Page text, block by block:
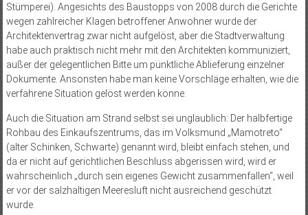
Stümperei). Angesichts des Baustopps von 2008 durch die Gerichte
wegen zahlreicher Klagen betroffener Anwohner wurde der
Architektenvertrag zwar nicht aufgelöst, aber die Stadtverwaltung
habe auch praktisch nicht mehr mit den Architekten kommuniziert,
außer der gelegentlichen Bitte um pünktliche Ablieferung einzelner
Dokumente. Ansonsten habe man keine Vorschläge erhalten, wie die
verfahrene Situation gelöst werden könne.
Auch die Situation am Strand selbst sei unglaublich: Der halbfertige
Rohbau des Einkaufszentrums, das im Volksmund „Mamotreto“
(alter Schinken, Schwarte) genannt wird, bleibt einfach stehen, und
da er nicht auf gerichtlichen Beschluss abgerissen wird, wird er
wahrscheinlich „durch sein eigenes Gewicht zusammenfallen“, weil
er vor der salzhaltigen Meeresluft nicht ausreichend geschützt
wurde.